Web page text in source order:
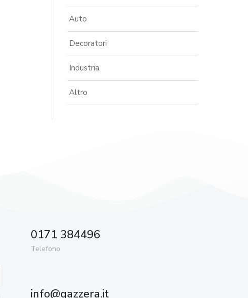
Auto
Decoratori
Industria
Altro
0171 384496
Telefono
info@gazzera.it